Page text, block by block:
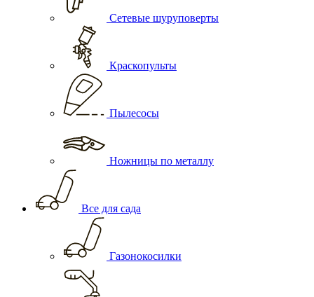
Сетевые шуруповерты
Краскопульты
Пылесосы
Ножницы по металлу
Все для сада
Газонокосилки